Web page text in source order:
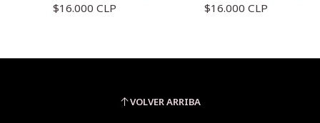
$16.000 CLP $16.000 CLP
VOLVER ARRIBA